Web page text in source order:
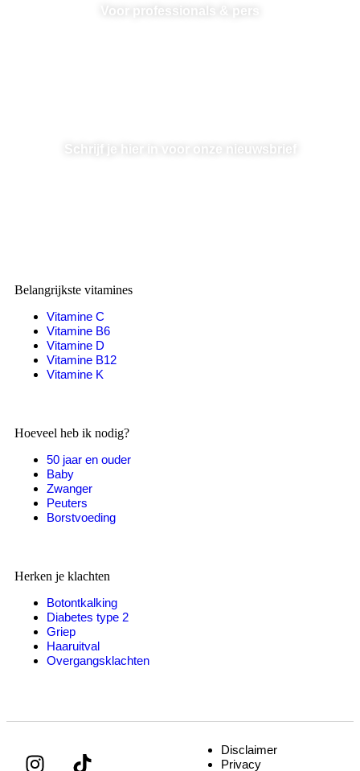
Voor professionals & pers
Schrijf je hier in voor onze nieuwsbrief
Belangrijkste vitamines
Vitamine C
Vitamine B6
Vitamine D
Vitamine B12
Vitamine K
Hoeveel heb ik nodig?
50 jaar en ouder
Baby
Zwanger
Peuters
Borstvoeding
Herken je klachten
Botontkalking
Diabetes type 2
Griep
Haaruitval
Overgangsklachten
Disclaimer
Privacy